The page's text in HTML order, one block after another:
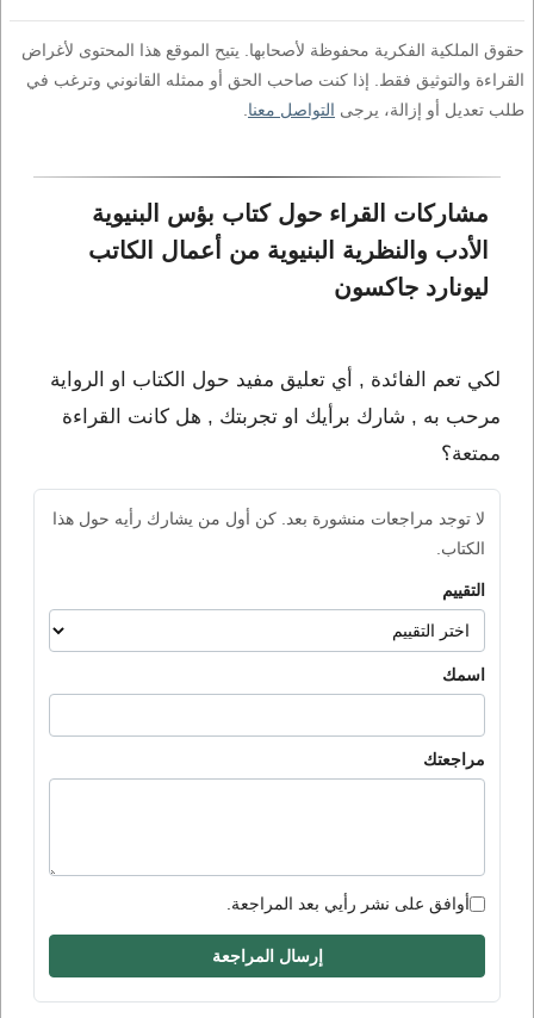
حقوق الملكية الفكرية محفوظة لأصحابها. يتيح الموقع هذا المحتوى لأغراض
القراءة والتوثيق فقط. إذا كنت صاحب الحق أو ممثله القانوني وترغب في
طلب تعديل أو إزالة، يرجى التواصل معنا
مشاركات القراء حول كتاب بؤس البنيوية
الأدب والنظرية البنيوية من أعمال الكاتب
ليونارد جاكسون
لكي تعم الفائدة , أي تعليق مفيد حول الكتاب او الرواية
مرحب به , شارك برأيك او تجربتك , هل كانت القراءة
ممتعة؟
لا توجد مراجعات منشورة بعد. كن أول من يشارك رأيه حول هذا
الكتاب.
التقييم
اسمك
مراجعتك
أوافق على نشر رأيي بعد المراجعة.
إرسال المراجعة